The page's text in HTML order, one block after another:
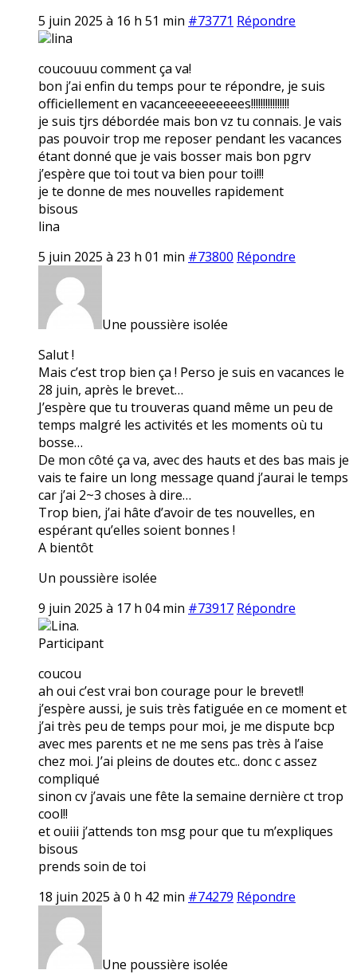
5 juin 2025 à 16 h 51 min #73771 Répondre
lina
coucouuu comment ça va!
bon j’ai enfin du temps pour te répondre, je suis
officiellement en vacanceeeeeeeees!!!!!!!!!!!!!!!!
je suis tjrs débordée mais bon vz tu connais. Je vais
pas pouvoir trop me reposer pendant les vacances
étant donné que je vais bosser mais bon pgrv
j’espère que toi tout va bien pour toi!!!
je te donne de mes nouvelles rapidement
bisous
lina
5 juin 2025 à 23 h 01 min #73800 Répondre
Une poussière isolée
Salut !
Mais c’est trop bien ça ! Perso je suis en vacances le
28 juin, après le brevet…
J’espère que tu trouveras quand même un peu de
temps malgré les activités et les moments où tu
bosse…
De mon côté ça va, avec des hauts et des bas mais je
vais te faire un long message quand j’aurai le temps
car j’ai 2~3 choses à dire…
Trop bien, j’ai hâte d’avoir de tes nouvelles, en
espérant qu’elles soient bonnes !
A bientôt
Un poussière isolée
9 juin 2025 à 17 h 04 min #73917 Répondre
Lina.
Participant
coucou
ah oui c’est vrai bon courage pour le brevet!!
j’espère aussi, je suis très fatiguée en ce moment et
j’ai très peu de temps pour moi, je me dispute bcp
avec mes parents et ne me sens pas très à l’aise
chez moi. J’ai pleins de doutes etc.. donc c assez
compliqué
sinon cv j’avais une fête la semaine dernière ct trop
cool!!
et ouiii j’attends ton msg pour que tu m’expliques
bisous
prends soin de toi
18 juin 2025 à 0 h 42 min #74279 Répondre
Une poussière isolée